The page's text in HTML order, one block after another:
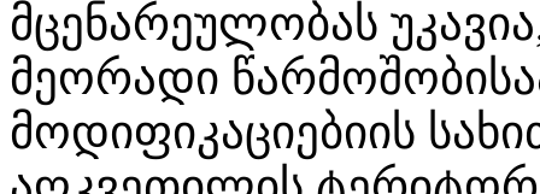
მცენარეულობას
მეორადი
მოდიფიკაციებიის